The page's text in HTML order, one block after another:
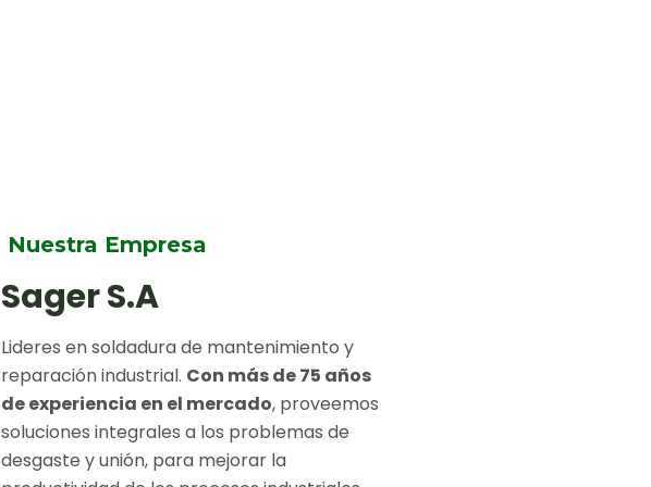
Nuestra Empresa
Sager S.A
Lideres en soldadura de mantenimiento y
reparación industrial. Con más de 75 años
de experiencia en el mercado, proveemos
soluciones integrales a los problemas de
desgaste y unión, para mejorar la